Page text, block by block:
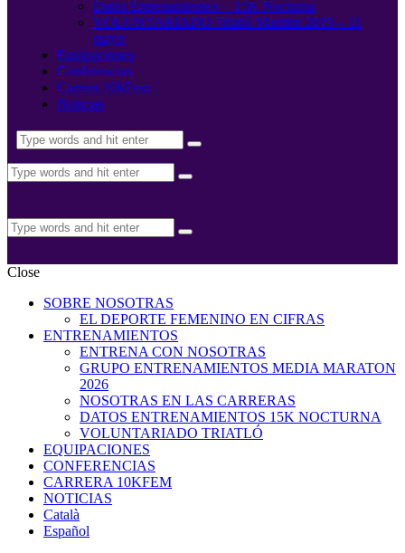
Datos Entrenamientos – 15K Nocturna
VOLUNTARIADO Triatló Maritim 2019 – 11
mayo
Equipaciones
Conferencias
Carrera 10kFem
Noticias
Close
SOBRE NOSOTRAS
EL DEPORTE FEMENINO EN CIFRAS
ENTRENAMIENTOS
ENTRENA CON NOSOTRAS
GRUPO ENTRENAMIENTOS MEDIA MARATON
2026
NOSOTRAS EN LAS CARRERAS
DATOS ENTRENAMIENTOS 15K NOCTURNA
VOLUNTARIADO TRIATLÓ
EQUIPACIONES
CONFERENCIAS
CARRERA 10KFEM
NOTICIAS
Català
Español